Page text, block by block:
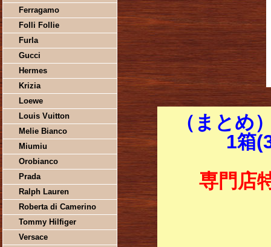
Ferragamo
Folli Follie
Furla
Gucci
Hermes
Krizia
Loewe
Louis Vuitton
Melie Bianco
Miumiu
Orobianco
Prada
Ralph Lauren
Roberta di Camerino
Tommy Hilfiger
Versace
（まとめ
1箱
専門店